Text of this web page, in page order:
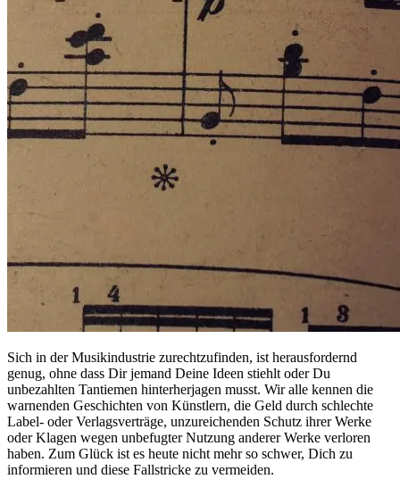
Sich in der Musikindustrie zurechtzufinden, ist herausfordernd
genug, ohne dass Dir jemand Deine Ideen stiehlt oder Du
unbezahlten Tantiemen hinterherjagen musst. Wir alle kennen die
warnenden Geschichten von Künstlern, die Geld durch schlechte
Label- oder Verlagsverträge, unzureichenden Schutz ihrer Werke
oder Klagen wegen unbefugter Nutzung anderer Werke verloren
haben. Zum Glück ist es heute nicht mehr so schwer, Dich zu
informieren und diese Fallstricke zu vermeiden.